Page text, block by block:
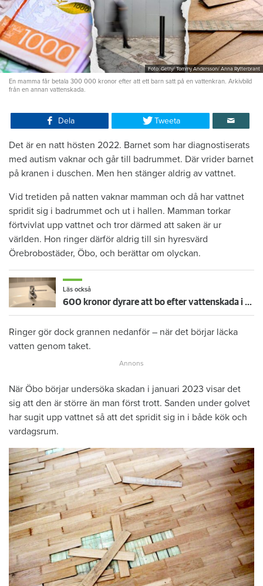
Foto: Getty/ Tommy Andersson/ Anna Rytterbrant
En mamma får betala 300 000 kronor efter att ett barn satt på en vattenkran. Arkivbild
från en annan vattenskada.
Dela Tweeta
Det är en natt hösten 2022. Barnet som har diagnostiserats
med autism vaknar och går till badrummet. Där vrider barnet
på kranen i duschen. Men hen stänger aldrig av vattnet.
Vid tretiden på natten vaknar mamman och då har vattnet
spridit sig i badrummet och ut i hallen. Mamman torkar
förtvivlat upp vattnet och tror därmed att saken är ur
världen. Hon ringer därför aldrig till sin hyresvärd
Örebrobostäder, Öbo, och berättar om olyckan.
Läs också
600 kronor dyrare att bo efter vattenskada i Varberg
Ringer gör dock grannen nedanför – när det börjar läcka
vatten genom taket.
När Öbo börjar undersöka skadan i januari 2023 visar det
sig att den är större än man först trott. Sanden under golvet
har sugit upp vattnet så att det spridit sig in i både kök och
vardagsrum.